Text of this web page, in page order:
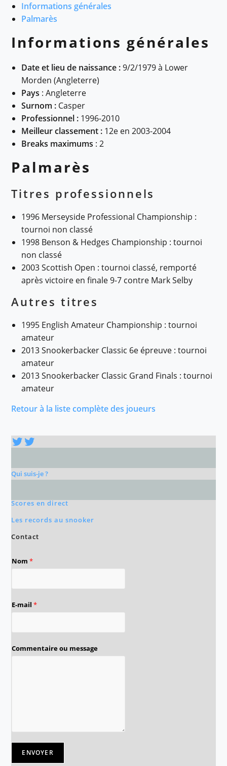
Informations générales
Palmarès
Informations générales
Date et lieu de naissance :9/2/1979 à Lower
Morden (Angleterre)
Pays : Angleterre
Surnom : Casper
Professionnel : 1996-2010
Meilleur classement : 12e en 2003-2004
Breaks maximums : 2
Palmarès
Titres professionnels
1996 Merseyside Professional Championship :
tournoi non classé
1998 Benson & Hedges Championship : tournoi
non classé
2003 Scottish Open : tournoi classé, remporté
après victoire en finale 9-7 contre Mark Selby
Autres titres
1995 English Amateur Championship : tournoi
amateur
2013 Snookerbacker Classic 6e épreuve : tournoi
amateur
2013 Snookerbacker Classic Grand Finals : tournoi
amateur
Retour à la liste complète des joueurs
Twitter
Twitter
Qui suis-je ?
Scores en direct
Les records au snooker
Contact
Nom*
E-mail*
Commentaire ou message
ENVOYER